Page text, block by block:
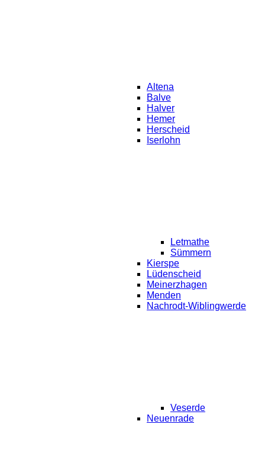
Altena
Balve
Halver
Hemer
Herscheid
Iserlohn
Letmathe
Sümmern
Kierspe
Lüdenscheid
Meinerzhagen
Menden
Nachrodt-Wiblingwerde
Veserde
Neuenrade